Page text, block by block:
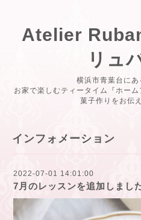
Atelier
リュ
横浜市青葉台に
お家で楽しむティータイム『ホー
菓子作りをお伝
インフォメーション
2022-07-01 14:01:00
7月のレッスンを追加しまし